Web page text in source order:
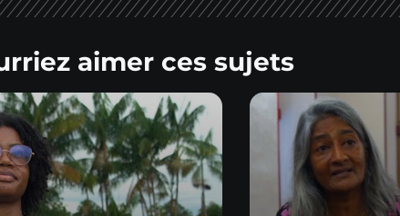
aimer ces sujets